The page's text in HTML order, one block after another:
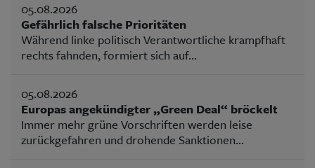
05.08.2026
Gefährlich falsche Prioritäten
Während linke politisch Verantwortliche krampfhaft
rechts fahnden, formiert sich auf...
05.08.2026
Europas angekündigter „Green Deal“ bröckelt
Immer mehr grüne Vorschriften werden leise
zurückgefahren und drohende Sanktionen...